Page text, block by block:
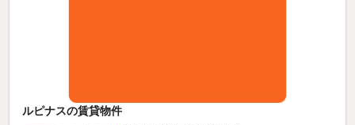
ルピナスの賃貸物件